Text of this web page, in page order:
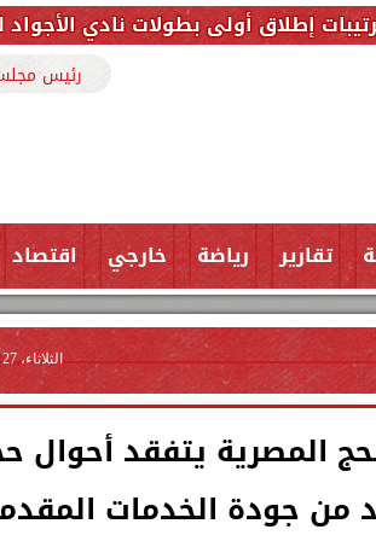
بطولات نادي الأجواد للرماية
رئيس مجلس
تقارير رياضة خارجي اقتصاد
الثلاثاء، 27 مايو 2025
المصرية يتفقد أحوال
من جودة الخدمات